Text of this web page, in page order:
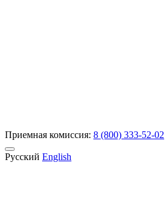
Приемная комиссия: 8 (800) 333-52-02
Русский English